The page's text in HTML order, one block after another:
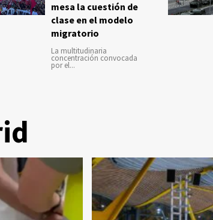
mesa la cuestión de
clase en el modelo
migratorio
La multitudinaria
concentración convocada
por el...